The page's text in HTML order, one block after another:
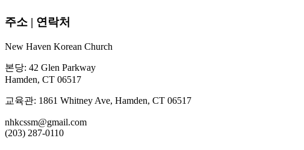
주소 | 연락처
New Haven Korean Church
본당: 42 Glen Parkway
Hamden, CT 06517
교육관: 1861 Whitney Ave, Hamden, CT 06517
nhkcssm@gmail.com
(203) 287-0110